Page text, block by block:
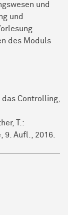
und
und
des Moduls
Controlling,
T.:
9. Aufl., 2016.